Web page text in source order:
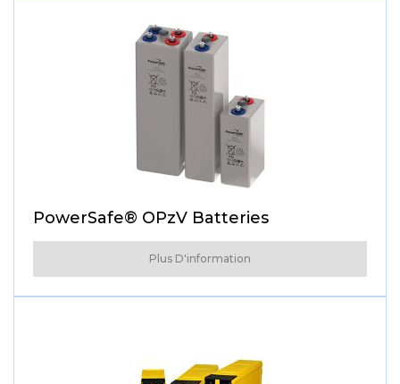
PowerSafe® OPzV Batteries
Plus D'information